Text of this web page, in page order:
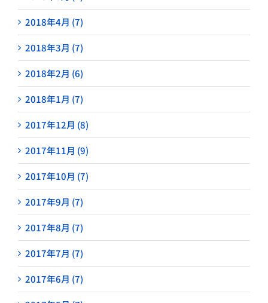
2018年4月 (7)
2018年3月 (7)
2018年2月 (6)
2018年1月 (7)
2017年12月 (8)
2017年11月 (9)
2017年10月 (7)
2017年9月 (7)
2017年8月 (7)
2017年7月 (7)
2017年6月 (7)